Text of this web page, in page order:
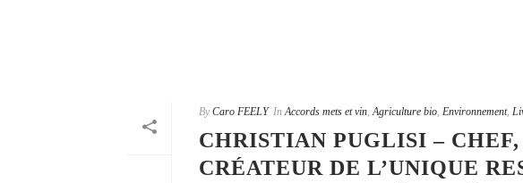
By Caro FEELY In Accords mets et vin,Agriculture bio, Environnement,
CHRISTIAN PUGLISI –
CRÉATEUR DE L’UNIQUE